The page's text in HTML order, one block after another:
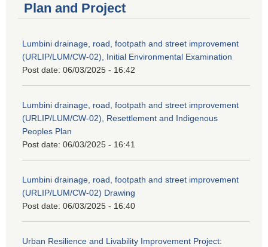
Plan and Project
Lumbini drainage, road, footpath and street improvement
(URLIP/LUM/CW-02), Initial Environmental Examination
Post date: 06/03/2025 - 16:42
Lumbini drainage, road, footpath and street improvement
(URLIP/LUM/CW-02), Resettlement and Indigenous
Peoples Plan
Post date: 06/03/2025 - 16:41
Lumbini drainage, road, footpath and street improvement
(URLIP/LUM/CW-02) Drawing
Post date: 06/03/2025 - 16:40
Urban Resilience and Livability Improvement Project: